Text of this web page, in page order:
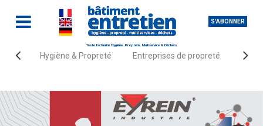
S'ABONNER
Toute l'actualité Hygiène, Propreté, Multiservice & Déchets
Hygiène & Propreté Entreprises de propreté